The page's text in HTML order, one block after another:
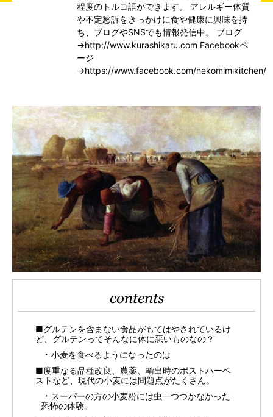
程度のトルコ語ができます。 アレルギー体質
や不定愁訴をきっかけに食や健康に興味を持
ち、ブログやSNSでも情報発信中。 ブログ
→http://www.kurashikaru.com Facebookペ
ージ
→https://www.facebook.com/nekomimikitchen/
contents
■グルテンを含まない食品がもてはやされているけ
ど、グルテンってそんなに体に悪いものなの？
小麦を食べるようになったのは
■度重なる品種改良、農薬、輸出時のポストハーベ
ストなど、現代の小麦には問題点がたくさん。
スーパーの方の小麦粉には虫一つつかなかった
恐怖の体験。